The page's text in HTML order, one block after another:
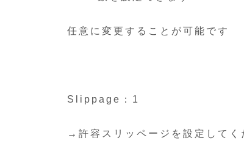
任意に変更することが可能です
Slippage：1
→許容スリッページを設定してく